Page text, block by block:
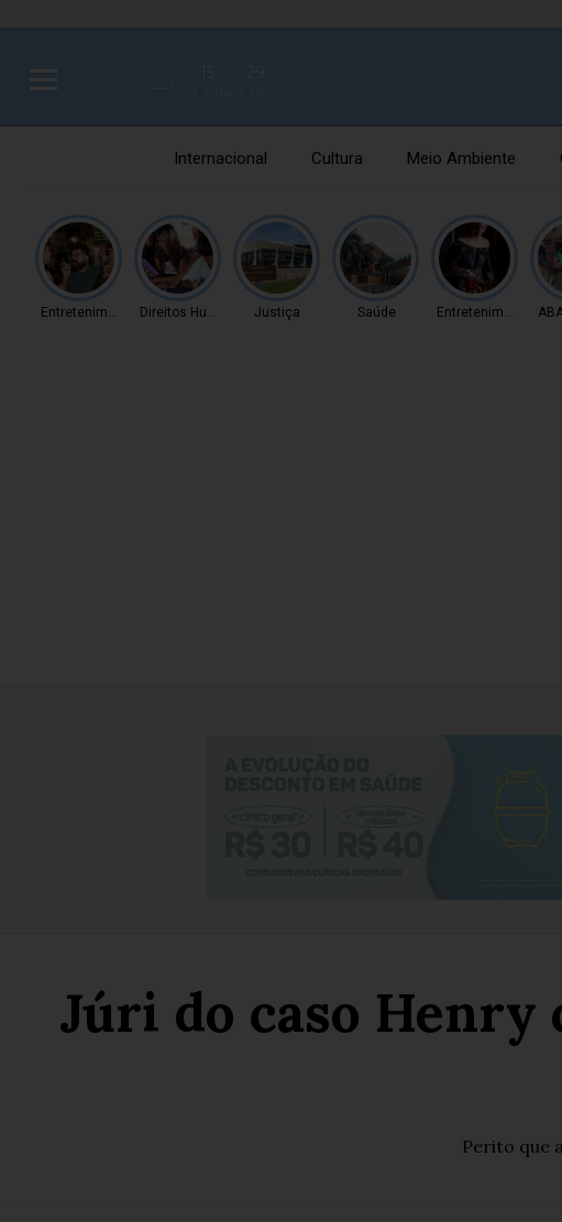
Internacional Cultura Meio Ambiente
Entretenimento Direitos Humanos Justiça Saúde Entretenimento
Júri do caso Henry
Perito que